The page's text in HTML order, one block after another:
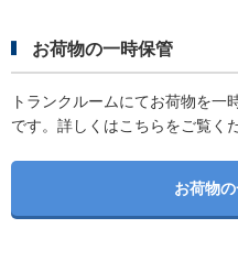
お荷物の一時保管
トランクルームにてお荷物を一
です。詳しくはこちらをご覧く
お荷物